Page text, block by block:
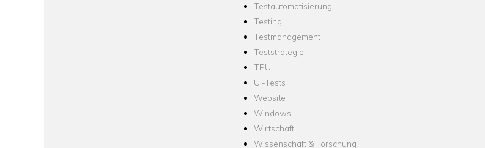
Testautomatisierung
Testing
Testmanagement
Teststrategie
TPU
UI-Tests
Website
Windows
Wirtschaft
Wissenschaft & Forschung